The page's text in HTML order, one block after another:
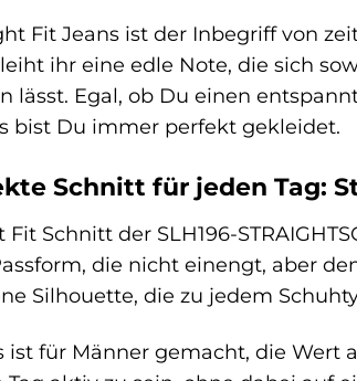
Fit Jeans ist der Inbegriff von
ihr eine edle Note, die sich
lässt. Egal, ob Du einen
bist Du immer perfekt gekleidet.
Schnitt für jeden Tag:
Fit Schnitt der SLH196-
die nicht einengt, aber
Silhouette, die zu jedem
ist für Männer gemacht, die